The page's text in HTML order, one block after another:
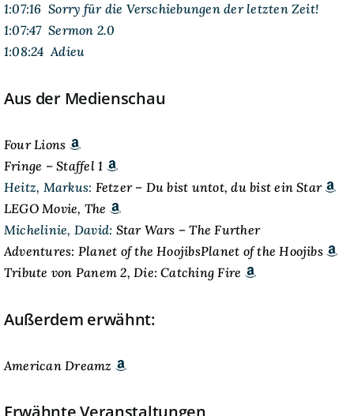
1:07:16 Sorry für die Verschiebungen der letzten Zeit!
1:07:47 Sermon 2.0
1:08:24 Adieu
Aus der Medienschau
Four Lions
Fringe – Staffel 1
Heitz, Markus: Fetzer – Du bist untot, du bist ein Star
LEGO Movie, The
Michelinie, David: Star Wars – The Further
Adventures: Planet of the HoojibsPlanet of the Hoojibs
Tribute von Panem 2, Die: Catching Fire
Außerdem erwähnt:
American Dreamz